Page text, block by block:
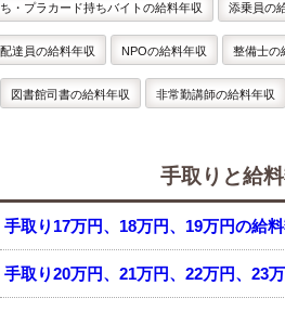
ち・プラカード持ちバイトの給料年収 添乗員の
配達員の給料年収 NPOの給料年収 整備士の
図書館司書の給料年収 非常勤講師の給料年収
手取りと給
手取り17万円、18万円、19万円の給
手取り20万円、21万円、22万円、23